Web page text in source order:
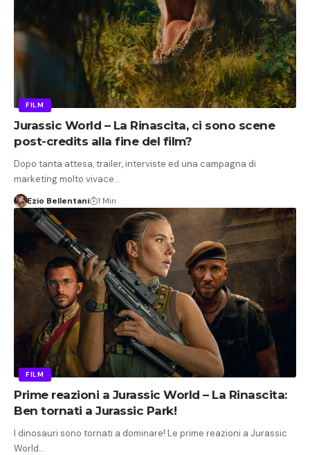
FILM
Jurassic World – La Rinascita, ci sono scene
post-credits alla fine del film?
Dopo tanta attesa, trailer, interviste ed una campagna di
marketing molto vivace…
Ezio Bellentani 1 Min
FILM
Prime reazioni a Jurassic World – La Rinascita:
Ben tornati a Jurassic Park!
I dinosauri sono tornati a dominare! Le prime reazioni a Jurassic
World…